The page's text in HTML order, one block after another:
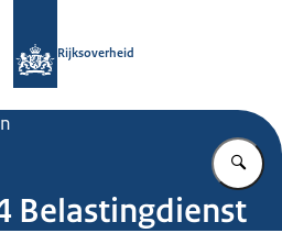
Rijksoverheid
Belastingdienst